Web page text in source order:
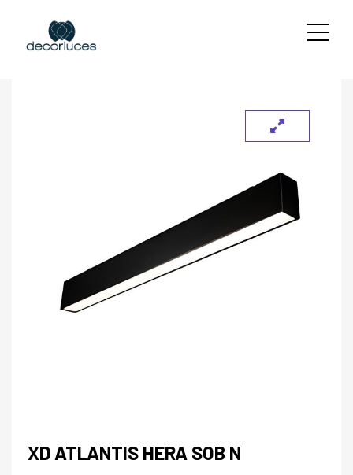
XD ATLANTIS HERA SOB N